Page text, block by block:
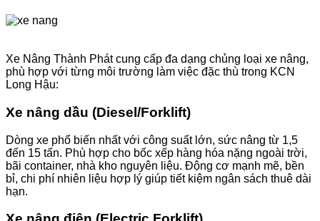
Xe Nâng Thành Phát cung cấp đa dạng chủng loại xe nâng,
phù hợp với từng môi trường làm việc đặc thù trong KCN
Long Hậu:
Xe nâng dầu (Diesel/Forklift)
Dòng xe phổ biến nhất với công suất lớn, sức nâng từ 1,5
đến 15 tấn. Phù hợp cho bốc xếp hàng hóa nặng ngoài trời,
bãi container, nhà kho nguyên liệu. Động cơ mạnh mẽ, bền
bỉ, chi phí nhiên liệu hợp lý giúp tiết kiệm ngân sách thuê dài
hạn.